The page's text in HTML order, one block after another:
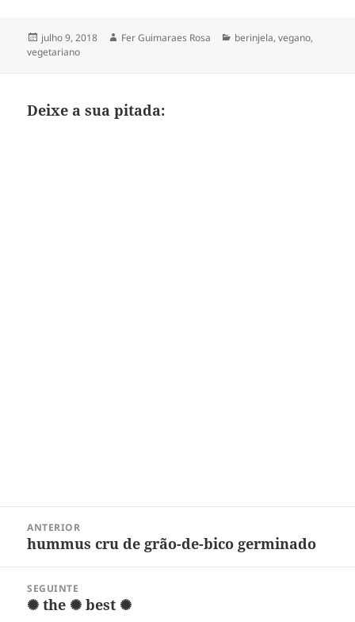
Publicado
em
julho 9, 2018 Autor
Fer Guimaraes Rosa Categorias
berinjela,vegano,
vegetariano
Deixe a sua pitada:
ANTERIOR
Post
hummus cru de grão-de-bico germinado
SEGUINTE
Próximo
✺ the ✺ best ✺